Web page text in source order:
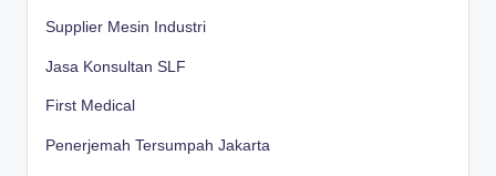
Supplier Mesin Industri
Jasa Konsultan SLF
First Medical
Penerjemah Tersumpah Jakarta